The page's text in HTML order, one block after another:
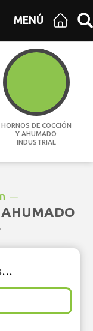
MENÚ
HORNOS DE COCCIÓN
Y AHUMADO
INDUSTRIAL
AHUMADO
Equipo Enfriamiento Intensivo IK 3000